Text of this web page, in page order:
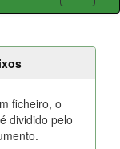
ficheiro, o
dividido pelo